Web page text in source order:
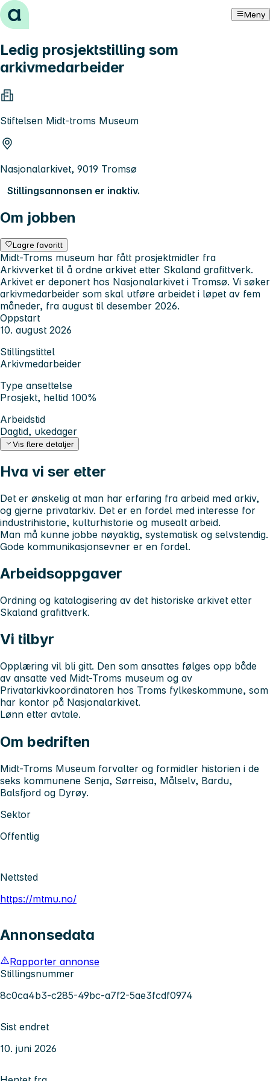
Hopp til innhold Meny
Ledig prosjektstilling som
arkivmedarbeider
Stiftelsen Midt-troms Museum
Nasjonalarkivet, 9019 Tromsø
Stillingsannonsen er inaktiv.
Om jobben
Lagre favoritt
Midt-Troms museum har fått prosjektmidler fra
Arkivverket til å ordne arkivet etter Skaland grafittverk.
Arkivet er deponert hos Nasjonalarkivet i Tromsø. Vi søker
arkivmedarbeider som skal utføre arbeidet i løpet av fem
måneder, fra august til desember 2026.
Oppstart
10. august 2026
Stillingstittel
Arkivmedarbeider
Type ansettelse
Prosjekt, heltid 100%
Arbeidstid
Dagtid, ukedager
Vis flere detaljer
Hva vi ser etter
Det er ønskelig at man har erfaring fra arbeid med arkiv,
og gjerne privatarkiv. Det er en fordel med interesse for
industrihistorie, kulturhistorie og musealt arbeid.
Man må kunne jobbe nøyaktig, systematisk og selvstendig.
Gode kommunikasjonsevner er en fordel.
Arbeidsoppgaver
Ordning og katalogisering av det historiske arkivet etter
Skaland grafittverk.
Vi tilbyr
Opplæring vil bli gitt. Den som ansattes følges opp både
av ansatte ved Midt-Troms museum og av
Privatarkivkoordinatoren hos Troms fylkeskommune, som
har kontor på Nasjonalarkivet.
Lønn etter avtale.
Om bedriften
Midt-Troms Museum forvalter og formidler historien i de
seks kommunene Senja, Sørreisa, Målselv, Bardu,
Balsfjord og Dyrøy.
Sektor
Offentlig
Nettsted
https://mtmu.no/
Annonsedata
Rapporter annonse
Stillingsnummer
8c0ca4b3-c285-49bc-a7f2-5ae3fcdf0974
Sist endret
10. juni 2026